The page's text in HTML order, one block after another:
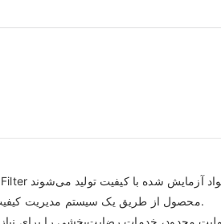
· محصول از طریق یک سیستم مدیریت کیفیت کامل و علمی آزمایش می‌شود.